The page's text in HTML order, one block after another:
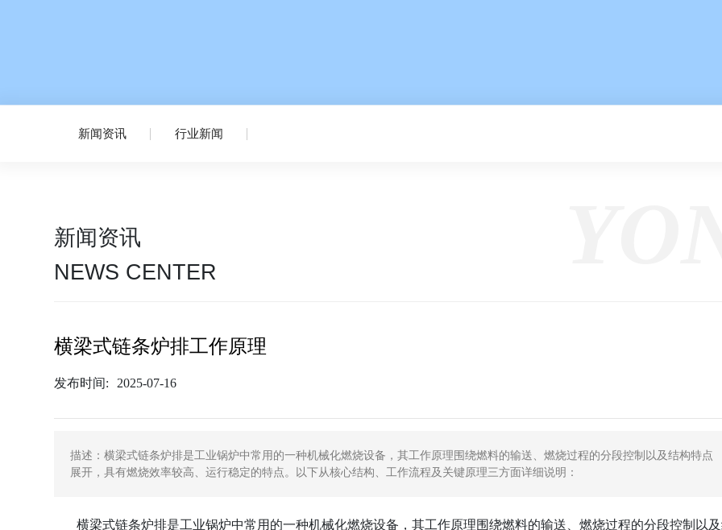
新闻资讯 行业新闻
新闻资讯
NEWS CENTER
横梁式链条炉排工作原理
发布时间: 2025-07-16
描述：横梁式链条炉排是工业锅炉中常用的一种机械化燃烧设备，其工作原理围绕燃料的输送、燃烧过程的分段控制以及结构特点
展开，具有燃烧效率较高、运行稳定的特点。以下从核心结构、工作流程及关键原理三方面详细说明：
横梁式链条炉排是工业锅炉中常用的一种机械化燃烧设备，其工作原理围绕燃料的输送、燃烧过程的分段控制以